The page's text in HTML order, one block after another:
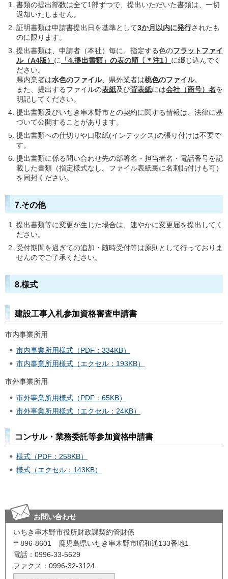
書類の提出部数は全て1部ずつで、提出いただいた書類は、一切
返却いたしません。
証明書類は申請書提出日を基準として3か月以内に発行されたも
のに限ります。
提出書類は、申請者（本社）毎に、指定する色のフラットファイ
ル（A4版） に 「4.提出書類」の表の順〔＊注1〕 に綴じ込んでく
ださい。
県内業者は水色のファイル、 県外業者は桃色のファイル。
また、提出するファイルの表紙及び背表紙には会社（商号）名を
明記してください。
提出書類及びいちき串木野市との契約に関する情報は、法律に基
づいて公開することがあります。
提出書類への仕切りや口取紙(インデックス)の張り付けは不要で
す。
提出書類に係る問い合わせ先の部署名・担当者名・電話番号を記
載した書類（指定様式なし。ファイル表紙裏に名刺貼付けも可）
を同封ください。
7.その他
提出書類等に変更が生じた場合は、速やかに変更届を提出してく
ださい。
受付期間を過ぎての追加・随時受付等は原則として行っておりま
せんのでご了承ください。
8.様式
建設工事入札参加資格審査申請書
市内事業所用
市内事業所用様式（PDF：334KB）
市内事業所用様式（エクセル：193KB）
市外事業所用
市外事業所用様式（PDF：65KB）
市外事業所用様式（エクセル：24KB）
コンサル・業務委託等参加資格申請書
様式（PDF：258KB）
様式（エクセル：143KB）
お問い合わせ
いちき串木野市役所財政課契約管財係
〒896-8601 鹿児島県いちき串木野市昭和通133番地1
電話：0996-33-5629
ファクス：0996-32-3124